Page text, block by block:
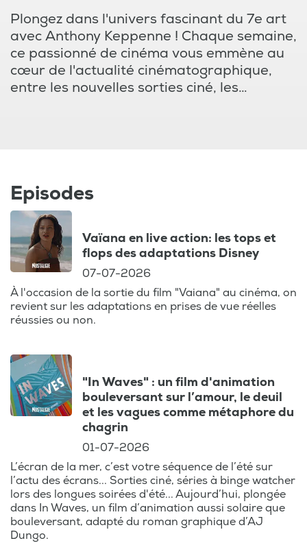
Plongez dans l'univers fascinant du 7e art
avec Anthony Keppenne ! Chaque semaine,
ce passionné de cinéma vous emmène au
cœur de l'actualité cinématographique,
entre les nouvelles sorties ciné, les
podcast est votre rendez-vous
incontournable pour ne rien manquer du
programme des salles de cinéma.
Explorez également les coulisses des plus
grands studios comme Disney, Amazon ou
HBO, et découvrez les secrets des
réalisateurs et des acteurs qui façonnent
le paysage cinématographique mondial.
des conseils avisés pour choisir vos
prochaines séances, que ce soit en salle ou
en streaming, comme sur Netflix.
Retrouvez chaque semaine une analyse
approfondie des films en compétition aux
Oscars, aux César ou d'autres grands
festivals. Le podcast s'adresse aussi bien
aux cinéphiles avertis qu'à ceux qui
cherchent à enrichir leur culture cinéma.
Que vous soyez fan d'une actrice belge en
Episodes
Vaïana en live action: les tops et
flops des adaptations Disney
07-07-2026
À l'occasion de la sortie du film "Vaiana" au cinéma, on
revient sur les adaptations en prises de vue réelles
réussies ou non.
"In Waves" : un film d'animation
bouleversant sur l’amour, le deuil
et les vagues comme métaphore du
chagrin
01-07-2026
L’écran de la mer, c’est votre séquence de l’été sur
l’actu des écrans... Sorties ciné, séries à binge watcher
lors des longues soirées d'été... Aujourd’hui, plongée
dans In Waves, un film d’animation aussi solaire que
bouleversant, adapté du roman graphique d’AJ
Dungo.